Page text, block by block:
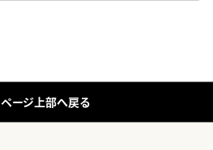
ページ上部へ戻る